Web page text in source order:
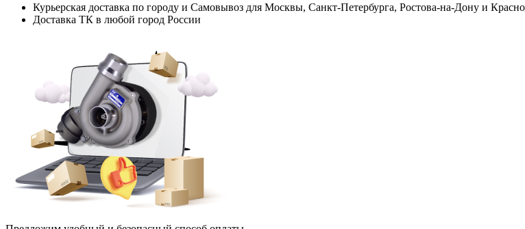
Курьерская доставка по городу и Самовывоз для Москвы, Санкт-Петербурга, Ростова-на-Дону и
Доставка ТК в любой город России